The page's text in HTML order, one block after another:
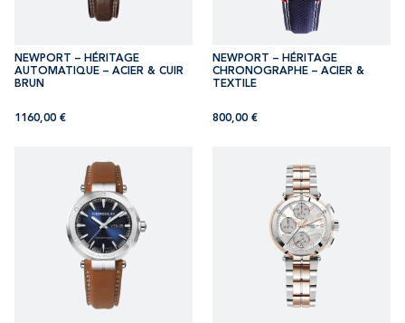
NEWPORT – HÉRITAGE
AUTOMATIQUE – ACIER & CUIR
BRUN
1160,00 €
NEWPORT – HÉRITAGE
CHRONOGRAPHE – ACIER &
TEXTILE
800,00 €